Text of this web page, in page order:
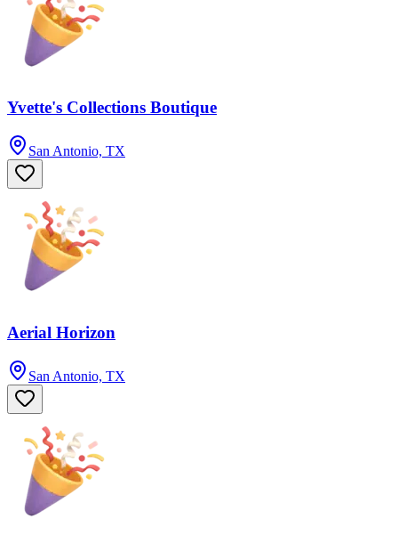
Yvette's Collections Boutique
San Antonio, TX
Aerial Horizon
San Antonio, TX